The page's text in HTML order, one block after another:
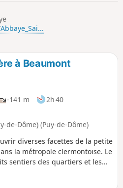
à Beaumont
-141 m
2h 40
de-Dôme) (Puy-de-Dôme)
diverses facettes de la petite
la métropole clermontoise. Le
sentiers des quartiers et les
qui traverse le village.